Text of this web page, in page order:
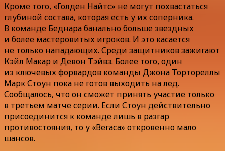
Кроме того, «Голден Найтс» не могут похвастаться
глубиной состава, которая есть у их соперника.
В команде Беднара банально больше звездных
и более мастеровитых игроков. И это касается
не только нападающих. Среди защитников зажигают
Кэйл Макар и Девон Тэйвз. Более того, один
из ключевых форвардов команды Джона Тортореллы
Марк Стоун пока не готов выходить на лед.
Сообщалось, что он сможет принять участие только
в третьем матче серии. Если Стоун действительно
присоединится к команде лишь в разгар
противостояния, то у «Вегаса» откровенно мало
шансов.